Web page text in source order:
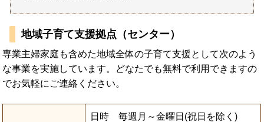
地域子育て支援拠点（センター）
専業主婦家庭も含めた地域全体の子育て支援として次のよう
な事業を実施しています。どなたでも無料で利用できますの
でお気軽にご連絡ください。
日時 毎週月～金曜日(祝日を除く)